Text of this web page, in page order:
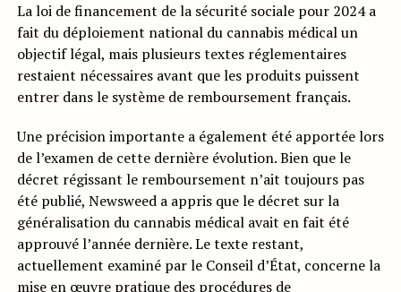
La loi de financement de la sécurité sociale pour 2024 a
fait du déploiement national du cannabis médical un
objectif légal, mais plusieurs textes réglementaires
restaient nécessaires avant que les produits puissent
entrer dans le système de remboursement français.
Une précision importante a également été apportée lors
de l’examen de cette dernière évolution. Bien que le
décret régissant le remboursement n’ait toujours pas
été publié, Newsweed a appris que le décret sur la
généralisation du cannabis médical avait en fait été
approuvé l’année dernière. Le texte restant,
actuellement examiné par le Conseil d’État, concerne la
mise en œuvre pratique des procédures de